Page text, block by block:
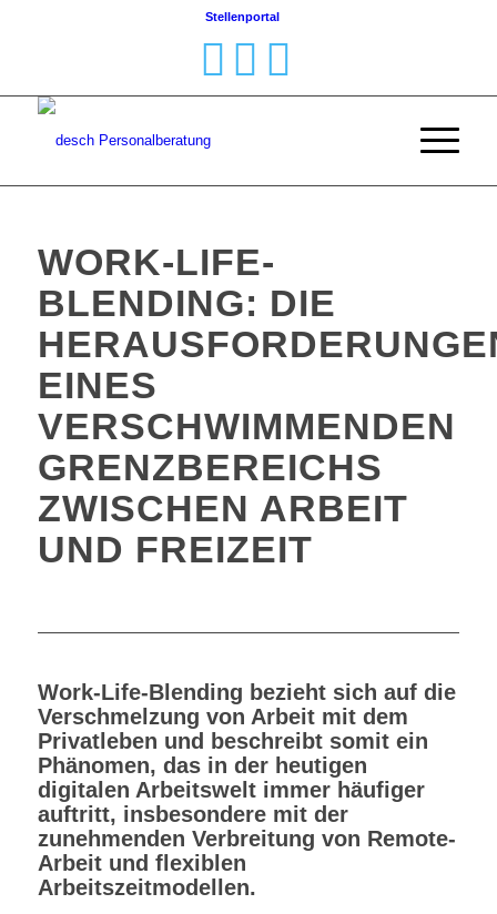
Stellenportal
WORK-LIFE-
BLENDING: DIE
EINES
VERSCHWIMMENDEN
GRENZBEREICHS
ZWISCHEN ARBEIT
UND FREIZEIT
Work-Life-Blending bezieht sich auf die
Verschmelzung von Arbeit mit dem
Privatleben und beschreibt somit ein
Phänomen, das in der heutigen
digitalen Arbeitswelt immer häufiger
auftritt, insbesondere mit der
zunehmenden Verbreitung von Remote-
Arbeit und flexiblen
Arbeitszeitmodellen.